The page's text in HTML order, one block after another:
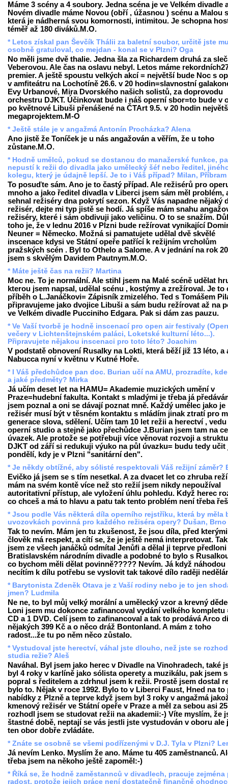
Máme 3 scény a 4 soubory. Jedna scéna je ve Velkém divadle
Novém divadle máme Novou (obří , úžasnou ) scénu a Malou
která je nádherná svou komornosti, intimitou. Je schopna
téměř až 180 diváků.M.O.
* Letos získal pan Ševčík Thálii za baletní soubor, určitě jste
osobně gratuloval, co mejdan - konal se v Plzni? Oga
No měli jsme dvě thalie. Jedna šla za Richardem druhá za
Veberovou. Ale čas na oslavu nebyl. Letos máme
premier. A ještě spoustu velkých akcí = největší bude Noc s
v amfiteátru na Lochotíně 26.6. v 20 hodin=slavnostní
Evy Urbanové, Mira Dvorského našich solistů, za doprovodu
orchestru DJKT. Účinkovat bude i náš operní sbor=to bude v
po květnové Libuši přenášené na ČTArt 9.5. v 20 hodin
megaprojektem.M-O
* Ještě stále je v angažmá Antonín Procházka? Alena
Ano jistě že Toníček je u nás angažován a věřím, že u toho
zůstane.M.O.
* Hodně umělců, pokud se dostanou do manažerské funkce,
nepustí k režii do divadla jako umělecký šéf nebo ředitel,
kolegu, který je údajně lepší. Je to i Váš případ? Milan, Příbram
To posuďte sám. Ano je to častý případ. Ale režisérů pro
mnoho a jako ředitel divadla v Liberci jsem sám měl problém,
sehnal režiséry dna pokrytí sezon. Když Vás napadne nějaký
režisér, dejte mi typ jistě se hodí. Já spíše mám snahu
režiséry, které i sám obdivuji jako veličinu. O to se snažím.
toho je, že v lednu 2016 v Plzni bude režírovat vynikající
Neuner = Německo. Možná si pamatujete udělal dvě skvělé
inscenace kdysi ve Státní opeře patřící k režijním vrcholům
pražských scén . Byl to Othelo a Salome. A v jednání na rok
jsem s skvělým Davidem Pautnym.M.O.
* Máte ještě čas na režii? Martina
Moc ne. To je normální. Ale stihl jsem na Malé scéně udělat
kterou jsem napsal, udělal scénu , kostýmy a zrežíroval. Je to
příběh o L.Janáčkovi= Zápisník zmizelého. Ted s Tomášem
připravujeme jako dvojice Libuši a sám budu režírovat až na
ve Velkém divadle Pucciniho Edgara. Pak si dám zas pauzu.
* Ve Vaší tvorbě je hodně inscenací pro open air festivaly
večery v Lichtenštejnském paláci, Loketské kulturní léto...).
Připravujete nějakou inscenaci pro toto léto? Joachim
V podstatě obnovení Rusalky na Lokti, která běží již 13 léto, a
Nabucca nyní v květnu v Kutné Hoře.
* I Váš předchůdce pan doc. Burian učí na AMU, prozradíte,
a jaké předměty? Mirka
Já učím deset let na HAMU= Akademie muzických umění v
Praze=hudební fakulta. Kontakt s mladými je třeba já
jsem poznal a oni se dávají poznat mně. Každý umělec jako je
režisér musí být v těsném kontaktu s mládím jinak ztratí pro
generace slova, sdělení. Učím tam 10 let režii a herectví , vedu
operní studio a stejně jako přechůdce J.Burian jsem tam na
úvazek. Ale protože se potřebuji více věnovat rozvoji a
DJKT od září si redukuji výuko na půl úvazku= budu tedy učit
pondělí, kdy je v Plzni "sanitární den".
* Je někdy obtížné, aby sólisté respektovali Váš režijní záměr?
Evičko já jsem se s tím nesetkal. A za dvacet let co zhruba
mám na svém kontě více než sto režií jsem nikdy nepoužíval
autoritativní přístup, ale vyložení úhlu pohledu. Když herec
co chceš a má to hlavu a patu tak tento problém není třeba
* Jsou podle Vás některá díla operního rejstříku, která by měla
uvozovkách povinná pro každého režiséra opery? Dušan, Brno
Tak to nevím. Mám jen tu zkušenost, že jsou díla, před kterými
člověk má respekt, a cítí se, že je ještě nemá interpretovat.
jsem ze všech janáčků odmítal Jenůfi a dělal ji teprve předloni
Bratislavském národním divadle a podobné to bylo s
co bychom měli dělat povinně????? Nevím. Já když náhodou
necítím k dílu potřebu se vyslovit tak takové dílo raději
* Barytonista Zdeněk Otava je z Vaší rodiny nebo je to jen
jmen? Ludmila
Ne ne, to byl můj velký morální a umělecký vzor a krevný
Loni jsem mu dokonce zafinancoval vydání velkého kompletu
CD a 1 DVD. Celí jsem to zafinancoval a tak to prodává Arco
nějakých 399 Kč a o něco dráž Bontonland. A mám z toho
radost...že tu po něm něco zůstalo.
* Vystudoval jste herectví, váhal jste dlouho, než jste se
studia režie? Aleš
Naváhal. Byl jsem jako herec v Divadle na Vinohradech, také
byl 4 roky v karlíně jako sólista operety a muzikálu, pak jsem
popral s ředitelem a zdrhnul jsem k režii. Prostě jsem dostal
bylo to. Nějak v roce 1992. Bylo to v Liberci Faust, Hned na to
nabídky z Plzně a teprve když jsem byl 3 roky v angažmá
kmenový režisér ve Státní opeře v Praze a měl za sebou asi
rozhodl jsem se studovat režii na akademii:-) Víte myslím, že
štastné době, neptají se vás jestli jste vystudován v oboru ale
ten obor dobře zvládáte.
* Znáte se osobně se všemi podřízenými v D.J. Tyla v Plzni?
Já nevím Lenko. Myslím že ano. Máme tu 405 zaměstnanců.
třeba jsem na někoho ještě zapoměl:-)
* Říká se, že hodně zaměstannců v divadlech, pracuje zejména
radost, protože jejich práce není dostatečně finančně